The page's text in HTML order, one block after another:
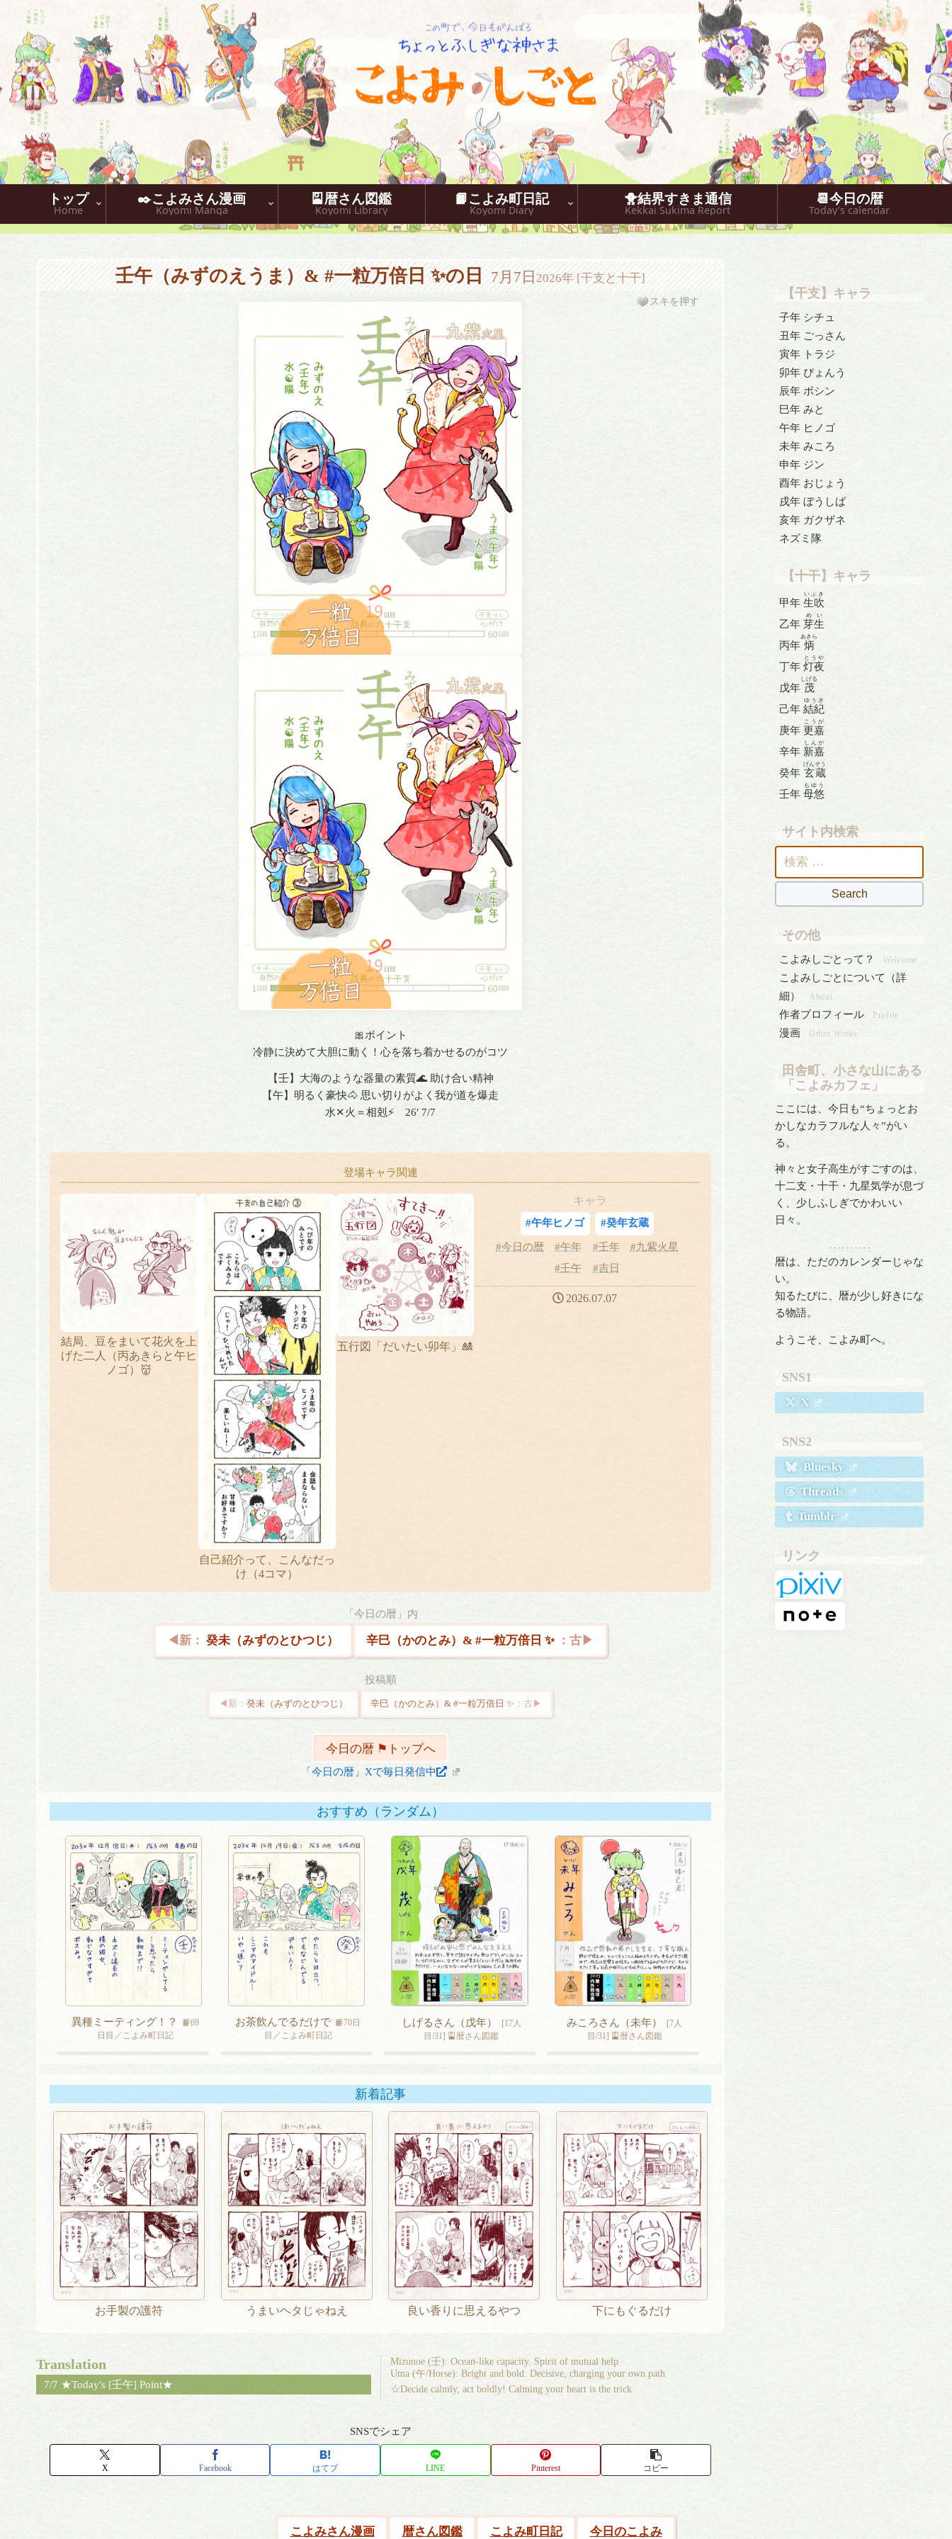
こよみしごと〔和原ハト〕
トップ
Home
✒️こよみさん漫画
Koyomi Manga
🎴暦さん図鑑
Koyomi Library
📙こよみ町日記
Koyomi Diary
🐥結界すきま通信
Kekkai Sukima Report
📆今日の暦
Today’s calendar
壬午（みずのえうま）& #一粒万倍日 ✨の日 7月7日 2026年 [干支と十干]
スキを押す
🎀ポイント
冷静に決めて大胆に動く！心を落ち着かせるのがコツ
【壬】大海のような器量の素質🌊 助け合い精神
【午】明るく豪快🐴 思い切りがよく我が道を爆走
水✕火＝相剋⚡️ 26′ 7/7
登場キャラ関連
結局、豆をまいて花火を上
げた二人（丙あきらと午ヒ
ノゴ）👹
自己紹介って、こんなだっ
け（4コマ）
五行図「だいたい卯年」🎎
キャラ
#午年ヒノゴ #癸年玄蔵
#今日の暦 #午年 #壬年
#九紫火星
#壬午
#吉日
2026.07.07
「今日の暦」内
癸未（みずのとひつじ） 辛巳（かのとみ）& #一粒万倍日 ✨
投稿順
ゲ
ー
シ
ン
辛巳（かのとみ）& #一粒万倍日 ✨
癸未（みずのとひつじ）
今日の暦 ⚑トップへ
「今日の暦」Xで毎日発信中
おすすめ（ランダム）
異種ミーティング！？
📙69
日目／こよみ町日記
お茶飲んでるだけで 📙70日
目／こよみ町日記
しげるさん（戊年）
[17人
目/31] 🎴暦さん図鑑
みころさん（未年）
[7人
目/31] 🎴暦さん図鑑
新着記事
お手製の護符 うまいヘタじゃねえ 良い香りに思えるやつ 下にもぐるだけ
Translation
7/7 ★Today's [壬午] Point★
Mizunoe (壬): Ocean-like capacity. Spirit of mutual help
Uma (午/Horse): Bright and bold. Decisive, charging your own path
☆Decide calmly, act boldly! Calming your heart is the trick
SNSでシェア
X Facebook はてブ LINE Pinterest コピー
【干支】キャラ
子年 シチュ
丑年 ごっさん
寅年 トラジ
卯年 ぴょんう
辰年 ボシン
巳年 みと
午年 ヒノゴ
未年 みころ
申年 ジン
酉年 おじょう
戌年 ぼうしば
亥年 ガクザネ
ネズミ隊
【十干】キャラ
甲年 生吹
いぶき
乙年 芽生
めい
丙年 炳
あきら
丁年 灯夜
とうや
戊年 茂
しげる
己年 結紀
ゆうき
庚年 更嘉
こうが
辛年 新嘉
しんが
癸年 玄蔵
げんぞう
壬年 母悠
もゆう
サイト内検索
索:
その他
こよみしごとって？ Welcome
こよみしごとについて（詳
細）
About
作者プロフィール Profile
漫画 Other Works
田舎町、小さな山にある
「こよみカフェ」
ここには、今日も“ちょっとお
かしなカラフルな人々”がい
る。
神々と女子高生がすごすのは、
十二支・十干・九星気学が息づ
く、少しふしぎでかわいい
日々。
. . . . . . . . . .
暦は、ただのカレンダーじゃな
い。
知るたびに、暦が少し好きにな
る物語。
ようこそ、こよみ町へ。
SNS1
X
SNS2
Bluesky
Threads
Tumblr
リンク
こよみさん漫画 暦さん図鑑 こよみ町日記 今日のこよみ